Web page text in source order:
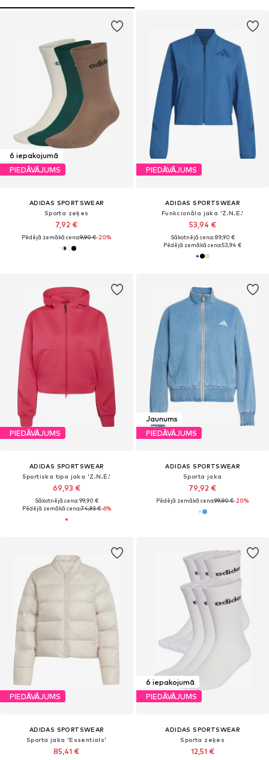
6 iepakojumā
PIEDĀVĀJUMS
ADIDAS SPORTSWEAR
Sporta zeķes
7,92 €
Pēdējā zemākā cena:9,90 €-20%
PIEDĀVĀJUMS
ADIDAS SPORTSWEAR
Funkcionāla jaka 'Z.N.E.'
53,94 €
Sākotnējā cena: 89,90 €
Pēdējā zemākā cena:53,94 €
PIEDĀVĀJUMS
ADIDAS SPORTSWEAR
Sportiska tipa jaka 'Z.N.E.'
69,93 €
Sākotnējā cena: 99,90 €
Pēdējā zemākā cena:74,93 €-6%
Jaunums
PIEDĀVĀJUMS
ADIDAS SPORTSWEAR
Sporta jaka
79,92 €
Pēdējā zemākā cena:99,90 €-20%
PIEDĀVĀJUMS
ADIDAS SPORTSWEAR
Sporta jaka 'Essentials'
85,41 €
6 iepakojumā
PIEDĀVĀJUMS
ADIDAS SPORTSWEAR
Sporta zeķes
12,51 €